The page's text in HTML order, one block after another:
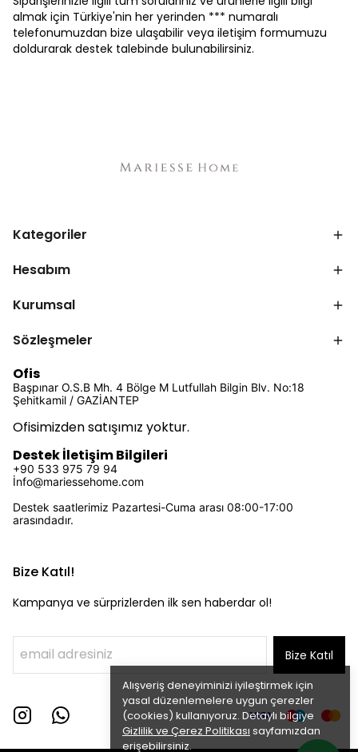
Alışveriş deneyiminizi iyileştirmek için
yasal düzenlemelere uygun çerezler
(cookies) kullanıyoruz. Detaylı bilgiye
Gizlilik ve Çerez Politikası sayfamızdan
erişebilirsiniz.
almak için Türkiye'nin her yerinden *** numaralı
telefonumuzdan bize ulaşabilir veya iletişim formumuzu
doldurarak destek talebinde bulunabilirsiniz.
Kategoriler
Hesabım
Kurumsal
Sözleşmeler
Ofis
Başpınar O.S.B Mh. 4 Bölge M Lutfullah Bilgin Blv. No:18
Şehitkamil / GAZİANTEP
Ofisimizden satışımız yoktur.
Destek İletişim Bilgileri
+90 533 975 79 94
İnfo@mariessehome.com
Destek saatlerimiz Pazartesi-Cuma arası 08:00-17:00
arasındadır.
Bize Katıl!
Kampanya ve sürprizlerden ilk sen haberdar ol!
Bize Katıl